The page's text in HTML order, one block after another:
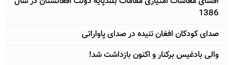
1386
صدای کودکان افغان تنيده در صدای پاواراتی
والی بادغيس برکنار و اکنون بازداشت شد!